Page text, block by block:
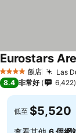
4 星級 飯店 Las
Eurostars
8.4 非常好 6,422
低至 $5,520